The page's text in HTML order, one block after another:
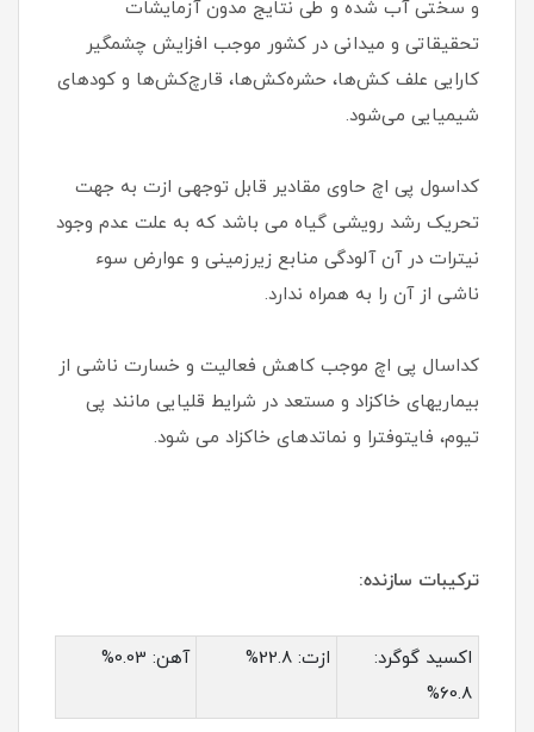
و سختی آب شده و طی نتایج مدون آزمایشات
تحقیقاتی و میدانی در کشور موجب افزایش چشمگیر
کارایی علف کش‌ها، حشره‌کش‌ها، قارچ‌کش‌ها و کودهای
شیمیایی می‌شود.
کداسول پی اچ حاوی مقادیر قابل توجهی ازت به جهت
تحریک رشد رویشی گیاه می باشد که به علت عدم وجود
نیترات در آن آلودگی منابع زیرزمینی و عوارض سوء
ناشی از آن را به همراه ندارد.
کداسال پی اچ موجب کاهش فعالیت و خسارت ناشی از
بیماریهای خاکزاد و مستعد در شرایط قلیایی مانند پی
تیوم، فایتوفترا و نماتدهای خاکزاد می شود.
ترکیبات سازنده:
اکسید گوگرد:
60.8%
ازت: 22.8% آهن: 0.03%